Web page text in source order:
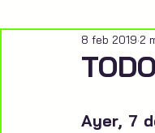
8 feb 2019 2
Ayer, 7